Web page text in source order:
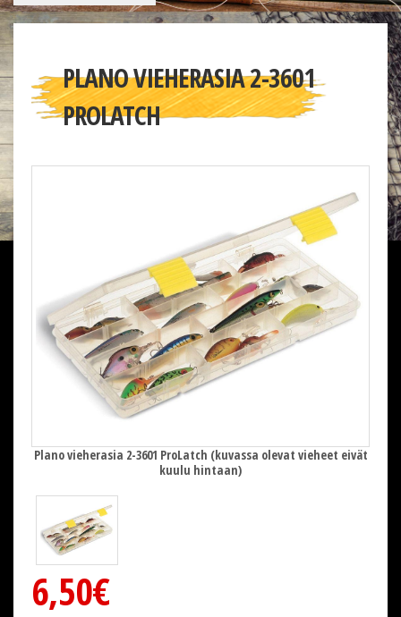
PLANO VIEHERASIA 2-3601
PROLATCH
Plano vieherasia 2-3601 ProLatch (kuvassa olevat vieheet eivät
kuulu hintaan)
6,50€